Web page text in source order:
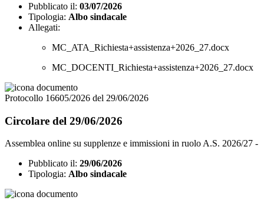
Pubblicato il: 03/07/2026
Tipologia: Albo sindacale
Allegati:
MC_ATA_Richiesta+assistenza+2026_27.docx
MC_DOCENTI_Richiesta+assistenza+2026_27.docx
Protocollo 16605/2026 del 29/06/2026
Circolare del 29/06/2026
Assemblea online su supplenze e immissioni in ruolo A.S. 2026/27 -
Pubblicato il: 29/06/2026
Tipologia: Albo sindacale